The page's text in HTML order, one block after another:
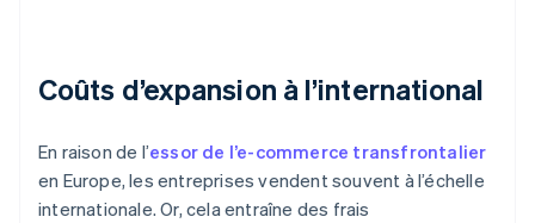
Coûts d’expansion à l’international
En raison de l’essor de l’e-commerce transfrontalier
en Europe, les entreprises vendent souvent à l’échelle
internationale. Or, cela entraîne des frais